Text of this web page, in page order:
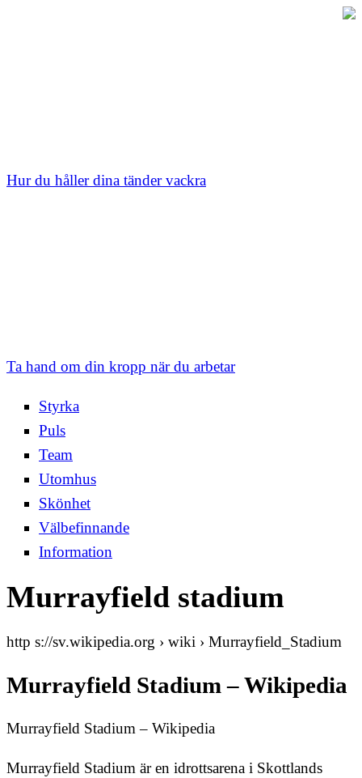
Hur du håller dina tänder vackra
Ta hand om din kropp när du arbetar
Styrka
Puls
Team
Utomhus
Skönhet
Välbefinnande
Information
Murrayfield stadium
http s://sv.wikipedia.org › wiki › Murrayfield_Stadium
Murrayfield Stadium – Wikipedia
Murrayfield Stadium – Wikipedia
Murrayfield Stadium är en idrottsarena i Skottlands